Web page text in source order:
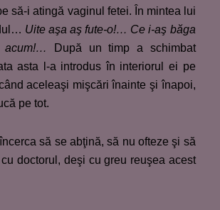
să-i atingă vaginul fetei. În mintea lui
Uite aşa aş fute-o!… Ce i-aş băga
După un timp a schimbat
asta l-a introdus în interiorul ei pe
aceleaşi mişcări înainte şi înapoi,
pe tot.
să se abţină, să nu ofteze şi să
doctorul, deşi cu greu reuşea acest